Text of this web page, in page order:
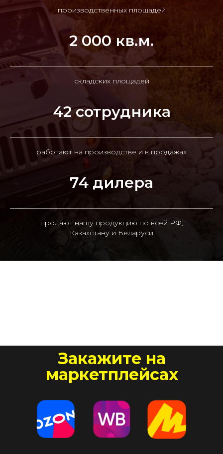
производственных площадей
2 000 кв.м.
складских площадей
42 сотрудника
работают на производстве и в продажах
74 дилера
продают нашу продукцию по всей РФ,
Казахстану и Беларуси
Закажите на
маркетплейсах